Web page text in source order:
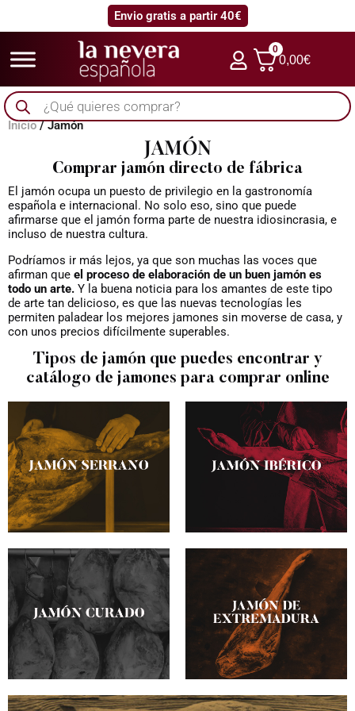
Envio gratis a partir 40€
0
0,00€
Búsqueda
de
productos
Inicio/ Jamón
JAMÓN
Comprar jamón directo de fábrica
El jamón ocupa un puesto de privilegio en la gastronomía
española e internacional. No solo eso, sino que puede
afirmarse que el jamón forma parte de nuestra idiosincrasia, e
incluso de nuestra cultura.
Podríamos ir más lejos, ya que son muchas las voces que
afirman que el proceso de elaboración de un buen jamón es
todo un arte. Y la buena noticia para los amantes de este tipo
de arte tan delicioso, es que las nuevas tecnologías les
permiten paladear los mejores jamones sin moverse de casa, y
con unos precios difícilmente superables.
Tipos de jamón que puedes encontrar y
catálogo de jamones para comprar online​